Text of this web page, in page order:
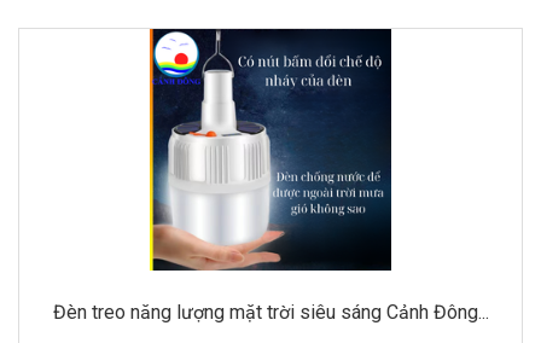
Đèn treo năng lượng mặt trời siêu sáng Cảnh Đông...